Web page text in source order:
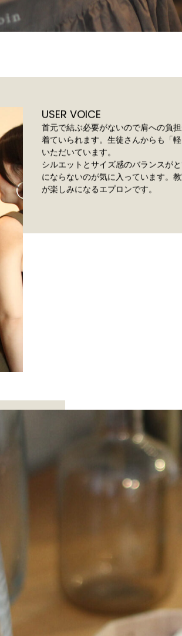
USER VOICE
首元で結ぶ必要がないので肩への負
着ていられます。生徒さんからも「
いただいています。
シルエットとサイズ感のバランスが
にならないのが気に入っています。
が楽しみになるエプロンです。